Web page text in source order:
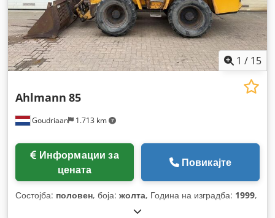
1 / 15
Goudriaan 1.713 km
Ahlmann 85
цената
Повикајте
Состојба: половен, боја: жолта, Година на изградба: 1999,